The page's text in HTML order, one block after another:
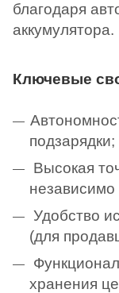
благодаря
аккумулятора.
Ключевые
подзарядки;
Высокая
Удобство
(для
хранения